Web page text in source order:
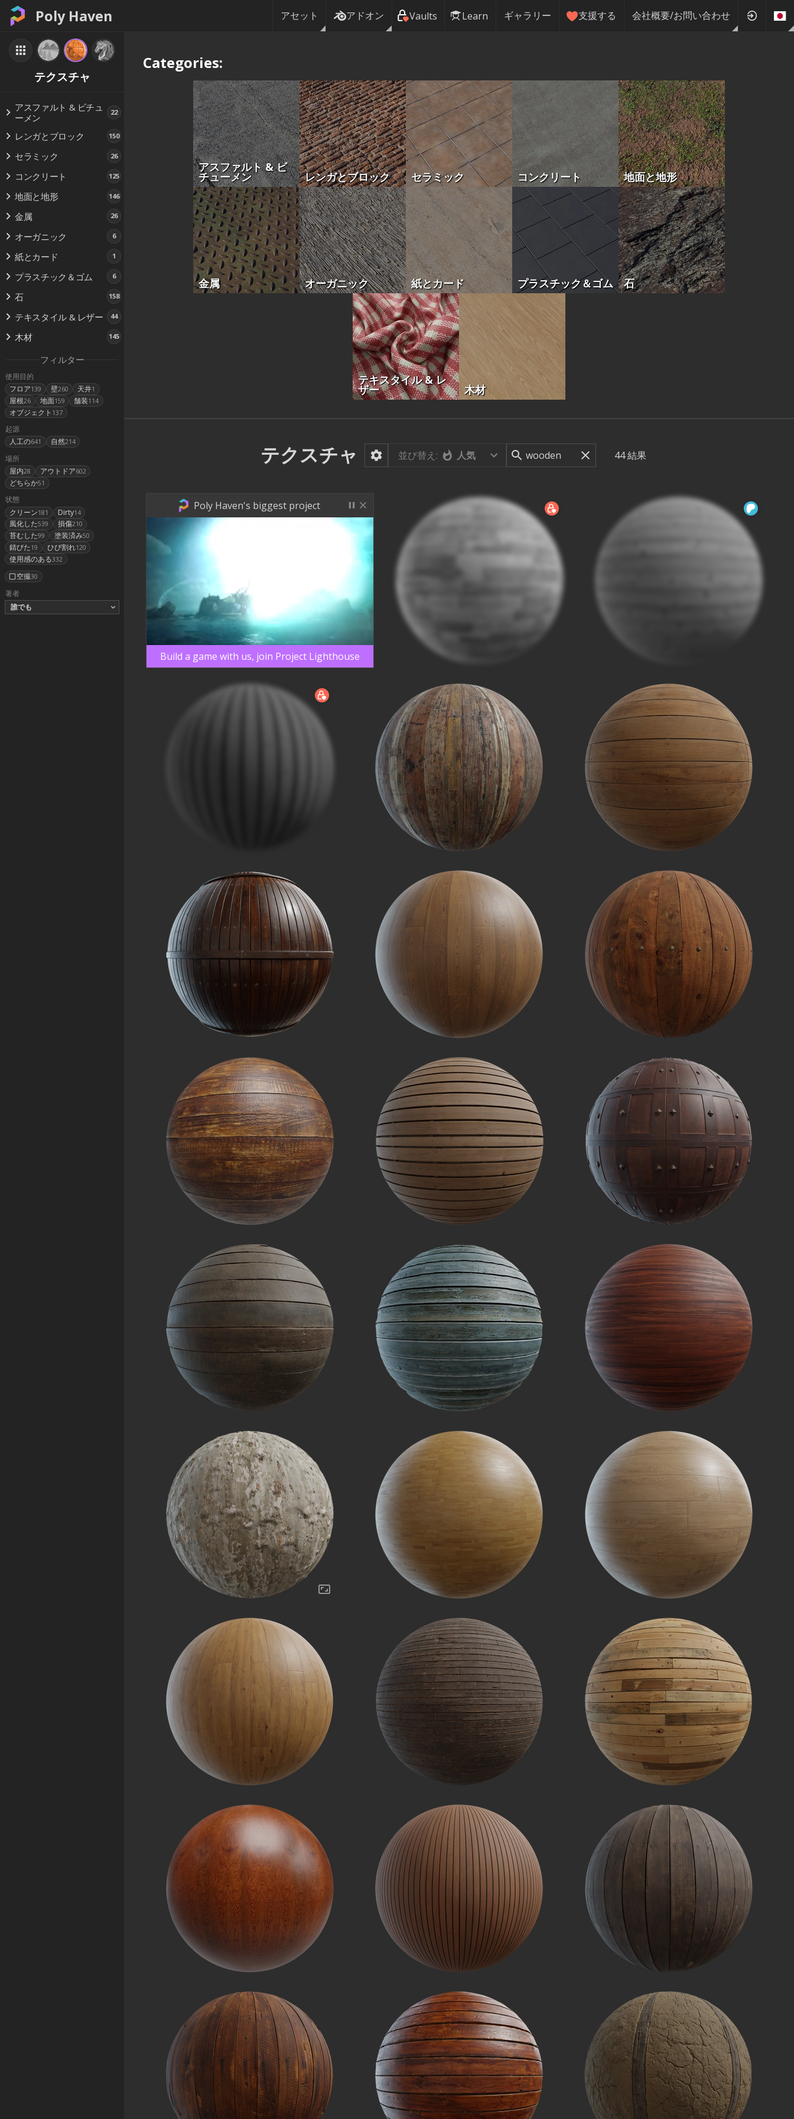
Poly Haven アセット アドオン Vaults Learn ギャラリー 支援する 会社概要/お問い合わせ
テクスチャ
アスファルト & ビチュ
ーメン
22
レンガとブロック 150
セラミック 26
コンクリート 125
地面と地形 146
金属 26
オーガニック 6
紙とカード 1
プラスチック＆ゴム 6
石 158
テキスタイル & レザー 44
木材 145
フィルター
使用目的
フロア139 壁260 天井1
屋根26 地面159 舗装114
オブジェクト 137
起源
人工の641 自然214
場所
屋内28 アウトドア602
どちらか51
状態
クリーン181 Dirty14
風化した539 損傷210
苔むした99 塗装済み50
錆びた19 ひび割れ120
使用感のある332
空撮30
著者
誰でも
Categories:
アスファルト & ビ
チューメン レンガとブロック セラミック コンクリート 地面と地形
金属 オーガニック 紙とカード プラスチック＆ゴム 石
テキスタイル & レ
ザー 木材
テクスチャ 並び替え: 人気 44結果
Poly Haven's biggest project
Build a game with us, join Project Lighthouse